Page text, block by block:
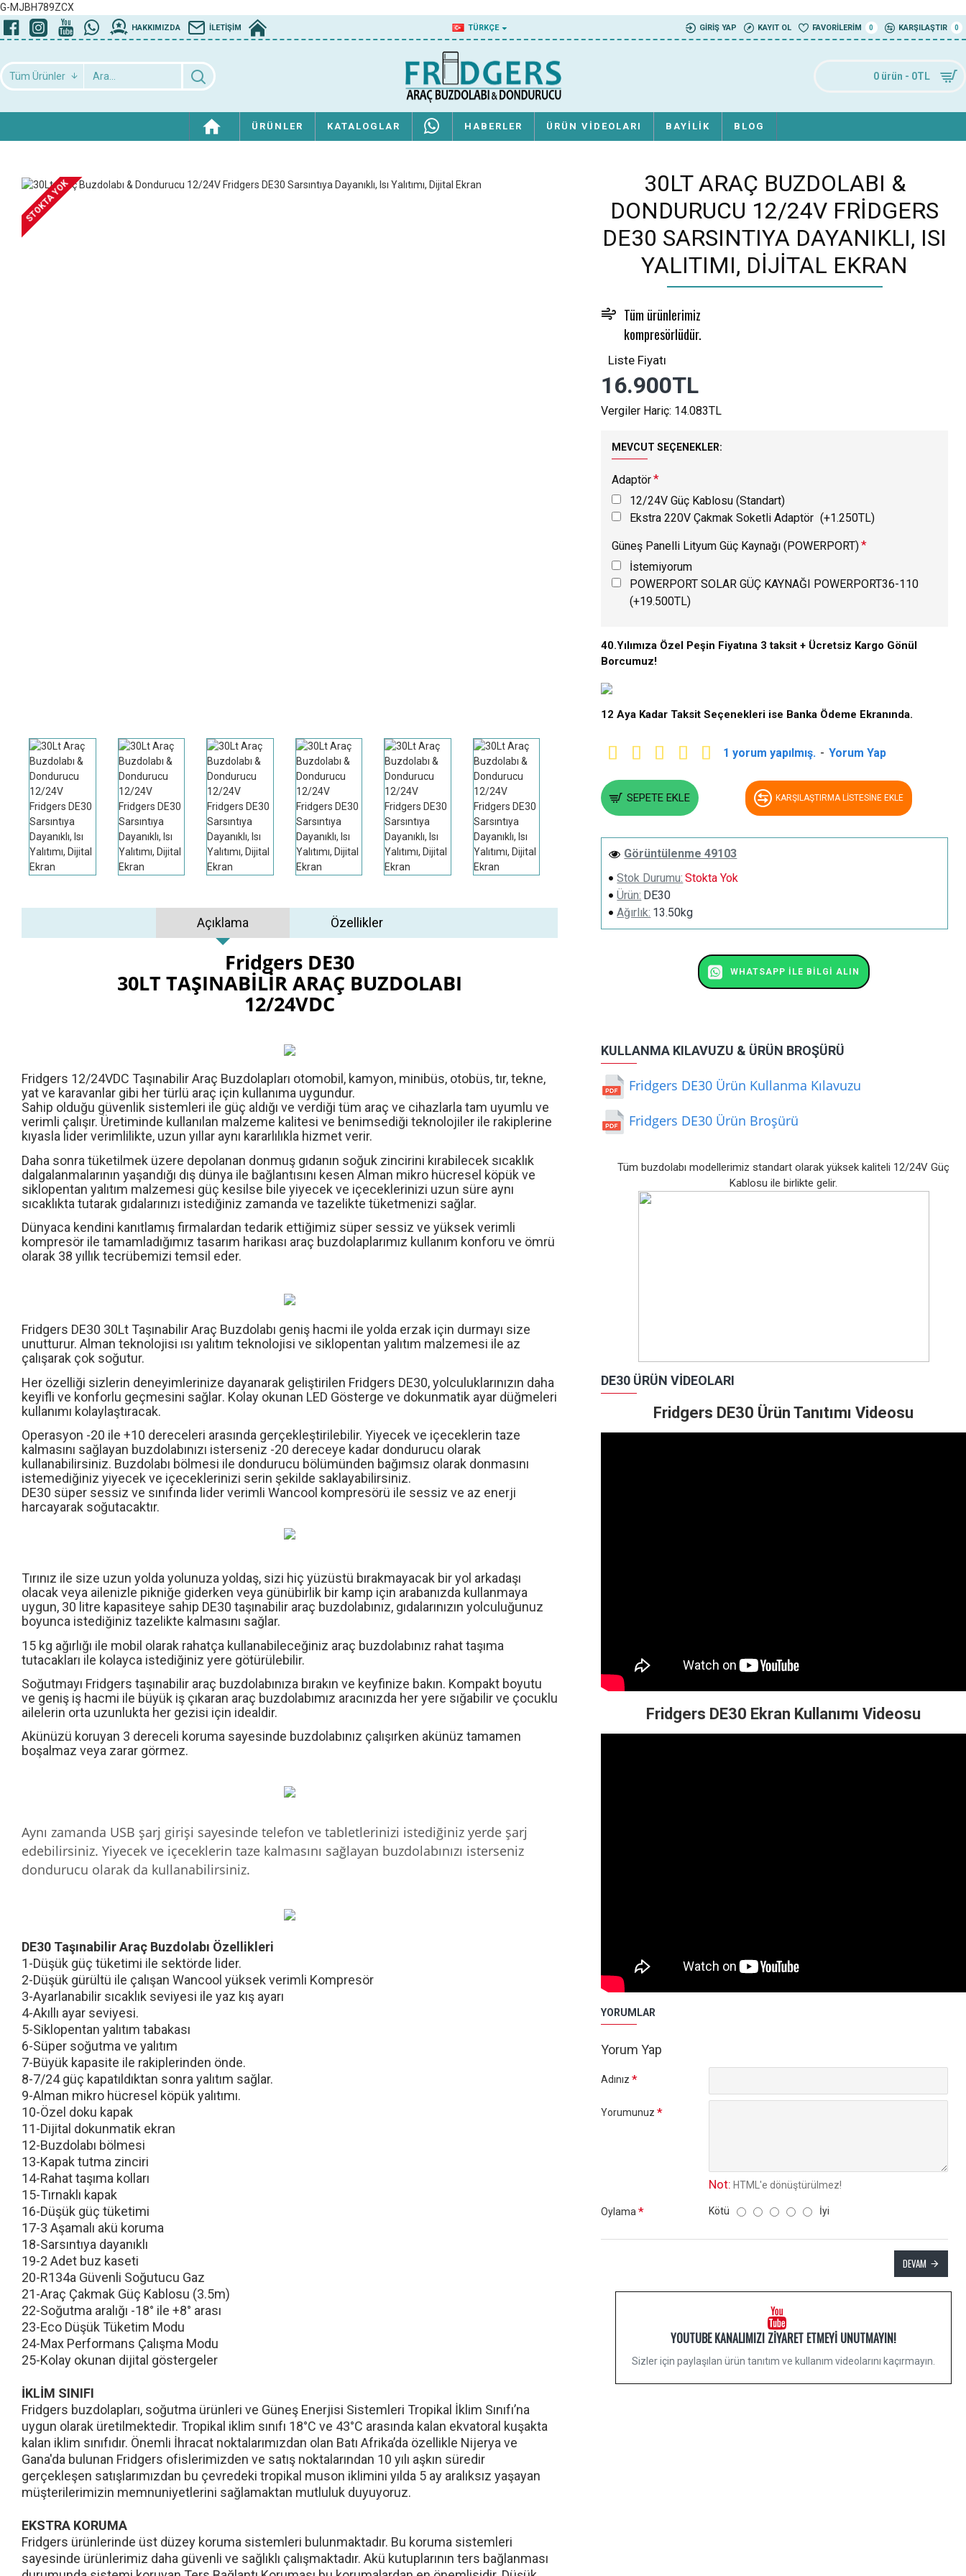
G-MJBH789ZCX
HAKKIMIZDA İLETIŞIM TÜRKÇE GIRIŞ YAP KAYIT OL FAVORILERIM 0 KARŞILAŞTIR 0
Tüm Ürünler 0 ürün - 0TL
ÜRÜNLER KATALOGLAR HABERLER ÜRÜN VIDEOLARI BAYILIK BLOG
STOKTA YOK
Açıklama Özellikler
Fridgers DE30
30LT TAŞINABİLİR ARAÇ BUZDOLABI
12/24VDC
Fridgers 12/24VDC Taşınabilir Araç Buzdolapları otomobil, kamyon, minibüs, otobüs, tır, tekne,
yat ve karavanlar gibi her türlü araç için kullanıma uygundur.
Sahip olduğu güvenlik sistemleri ile güç aldığı ve verdiği tüm araç ve cihazlarla tam uyumlu ve
verimli çalışır. Üretiminde kullanılan malzeme kalitesi ve benimsediği teknolojiler ile rakiplerine
kıyasla lider verimlilikte, uzun yıllar aynı kararlılıkla hizmet verir.
Daha sonra tüketilmek üzere depolanan donmuş gıdanın soğuk zincirini kırabilecek sıcaklık
dalgalanmalarının yaşandığı dış dünya ile bağlantısını kesen Alman mikro hücresel köpük ve
siklopentan yalıtım malzemesi güç kesilse bile yiyecek ve içeceklerinizi uzun süre aynı
sıcaklıkta tutarak gıdalarınızı istediğiniz zamanda ve tazelikte tüketmenizi sağlar.
Dünyaca kendini kanıtlamış firmalardan tedarik ettiğimiz süper sessiz ve yüksek verimli
kompresör ile tamamladığımız tasarım harikası araç buzdolaplarımız kullanım konforu ve ömrü
olarak 38 yıllık tecrübemizi temsil eder.
Fridgers DE30 30Lt Taşınabilir Araç Buzdolabı geniş hacmi ile yolda erzak için durmayı size
unutturur. Alman teknolojisi ısı yalıtım teknolojisi ve siklopentan yalıtım malzemesi ile az
çalışarak çok soğutur.
Her özelliği sizlerin deneyimlerinize dayanarak geliştirilen Fridgers DE30, yolculuklarınızın daha
keyifli ve konforlu geçmesini sağlar. Kolay okunan LED Gösterge ve dokunmatik ayar düğmeleri
kullanımı kolaylaştıracak.
Operasyon -20 ile +10 dereceleri arasında gerçekleştirilebilir. Yiyecek ve içeceklerin taze
kalmasını sağlayan buzdolabınızı isterseniz -20 dereceye kadar dondurucu olarak
kullanabilirsiniz. Buzdolabı bölmesi ile dondurucu bö ümünden bağımsız olarak donmasını
istemediğiniz yiyecek ve içeceklerinizi serin şekilde saklayabilirsiniz.
DE30 süper sessiz ve sınıfında lider verimli Wancool kompresörü ile sessiz ve az enerji
harcayarak soğutacaktır.
Tırınız ile size uzun yolda yolunuza yoldaş, sizi hiç yüzüstü bırakmayacak bir yol arkadaşı
olacak veya ailenizle pikniğe giderken veya günübirlik bir kamp için arabanızda kullanmaya
uygun, 30 litre kapasiteye sahip DE30 taşınabilir araç buzdolabınız, gıdalarınızın yolculuğunuz
boyunca istediğiniz tazelikte kalmasını sağlar.
15 kg ağırlığı ile mobil olarak rahatça kullanabileceğiniz araç buzdolabınız rahat taşıma
tutacakları ile kolayca istediğiniz yere götürülebilir.
Soğutmayı Fridgers taşınabilir araç buzdolabınıza bırakın ve keyfinize bakın. Kompakt boyutu
ve geniş iş hacmi ile büyük iş çıkaran araç buzdolabımız aracınızda her yere sığabilirve çocuklu
ailelerin orta uzunlukta her gezisi için idealdir.
Akünüzü koruyan 3 dereceli koruma sayesinde buzdolabınız çalışırken akünüz tamamen
boşalmaz veya zarar görmez.
Aynı zamanda USB şarj girişi sayesinde telefon ve tabletlerinizi istediğiniz yerde şarj
edebilirsiniz. Yiyecek ve içeceklerin taze kalmasını sağlayan buzdolabınızı isterseniz
dondurucu olarak da kullanabilirsiniz.
DE30 Taşınabilir Araç Buzdolabı Özellikleri
1-Düşük güç tüketimi ile sektörde lider.
2-Düşük gürültü ile çalışan Wancool yüksek verimli Kompresör
3-Ayarlanabilir sıcaklık seviyesi ile yaz kış ayarı
4-Akıllı ayar seviyesi.
5-Siklopentan yalıtım tabakası
6-Süper soğutma ve yalıtım
7-Büyük kapasite ile rakiplerinden önde.
8-7/24 güç kapatıldıktan sonra yalıtım sağlar.
9-Alman mikro hücresel köpük yalıtımı.
10-Özel doku kapak
11-Dijital dokunmatik ekran
12-Buzdolabı bölmesi
13-Kapak tutma zinciri
14-Rahat taşıma kolları
15-Tırnaklı kapak
16-Düşük güç tüketimi
17-3 Aşamalı akü koruma
18-Sarsıntıya dayanıklı
19-2 Adet buz kaseti
20-R134a Güvenli Soğutucu Gaz
21-Araç Çakmak Güç Kablosu (3.5m)
22-Soğutma aralığı -18° ile +8° arası
23-Eco Düşük Tüketim Modu
24-Max Performans Çalışma Modu
25-Kolay okunan dijital göstergeler
İKLİM SINIFI
Fridgers buzdolapları, soğutma ürünleri ve Güneş Enerjisi Sistemleri Tropikal İklim Sınıfı’na
uygun olarak üretilmektedir. Tropikal iklim sınıfı 18°C ve 43°C arasında kalan ekvatoral kuşakta
kalan iklim sınıfıdır. Önemli İhracat noktalarımızdan olan Batı Afrika’da özellikle Nijerya ve
Gana'da bulunan Fridgers ofislerimizden ve satış noktalarından 10 yılı aşkın süredir
gerçekleşen satışlarımızdan bu çevredeki tropikal muson iklimini yılda 5 ay aralıksız yaşayan
müşterilerimizin memnuniyetlerini sağlamaktan mutluluk duyuyoruz.
EKSTRA KORUMA
Fridgers ürünlerinde üst düzey koruma sistemleri bulunmaktadır. Bu koruma sistemleri
sayesinde ürünlerimiz daha güvenli ve sağlıklı çalışmaktadır. Akü kutuplarının ters bağlanması
30LT ARAÇ BUZDOLABI &
DONDURUCU 12/24V FRIDGERS
DE30 SARSINTIYA DAYANIKLI, ISI
YALITIMI, DIJITAL EKRAN
Tüm ürünlerimiz
kompresörlüdür.
Liste Fiyatı
Stok Durumu: Stokta Yok
Ürün: DE30
Ağırlık: 13.50kg
Görüntülenme 49103
1 yorum yapılmış. - Yorum Yap
16.900TL
Vergiler Hariç: 14.083TL
MEVCUT SEÇENEKLER:
Adaptör
12/24V Güç Kablosu (Standart)
Ekstra 220V Çakmak Soketli Adaptör (+1.250TL)
Güneş Panelli Lityum Güç Kaynağı (POWERPORT)
İstemiyorum
POWERPORT SOLAR GÜÇ KAYNAĞI POWERPORT36-110
(+19.500TL)
SEPETE EKLE KARŞILAŞTIRMA LISTESINE EKLE
40.Yılımıza Özel Peşin Fiyatına 3 taksit + Ücretsiz Kargo Gönül
Borcumuz!
12 Aya Kadar Taksit Seçenekleri ise Banka Ödeme Ekranında.
WHATSAPP ILE BILGI ALIN
YOUTUBE KANALIMIZI ZIYARET ETMEYI UNUTMAYIN!
Sizler için paylaşılan ürün tanıtım ve kullanım videolarını kaçırmayın.
KULLANMA KILAVUZU & ÜRÜN BROŞÜRÜ
Fridgers DE30 Ürün Kullanma Kılavuzu
Fridgers DE30 Ürün Broşürü
Tüm buzdolabı modellerimiz standart olarak yüksek kaliteli 12/24V Güç
Kablosu ile birlikte gelir.
DE30 ÜRÜN VIDEOLARI
Fridgers DE30 Ürün Tanıtımı Videosu
Fridgers DE30 Ekran Kullanımı Videosu
YORUMLAR
Yorum Yap
Adınız
Yorumunuz
Not: HTML'e dönüştürülmez!
Oylama Kötü İyi
DEVAM